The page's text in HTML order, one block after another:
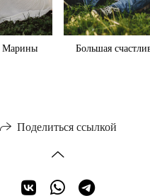
Марины Большая
Поделиться ссылкой